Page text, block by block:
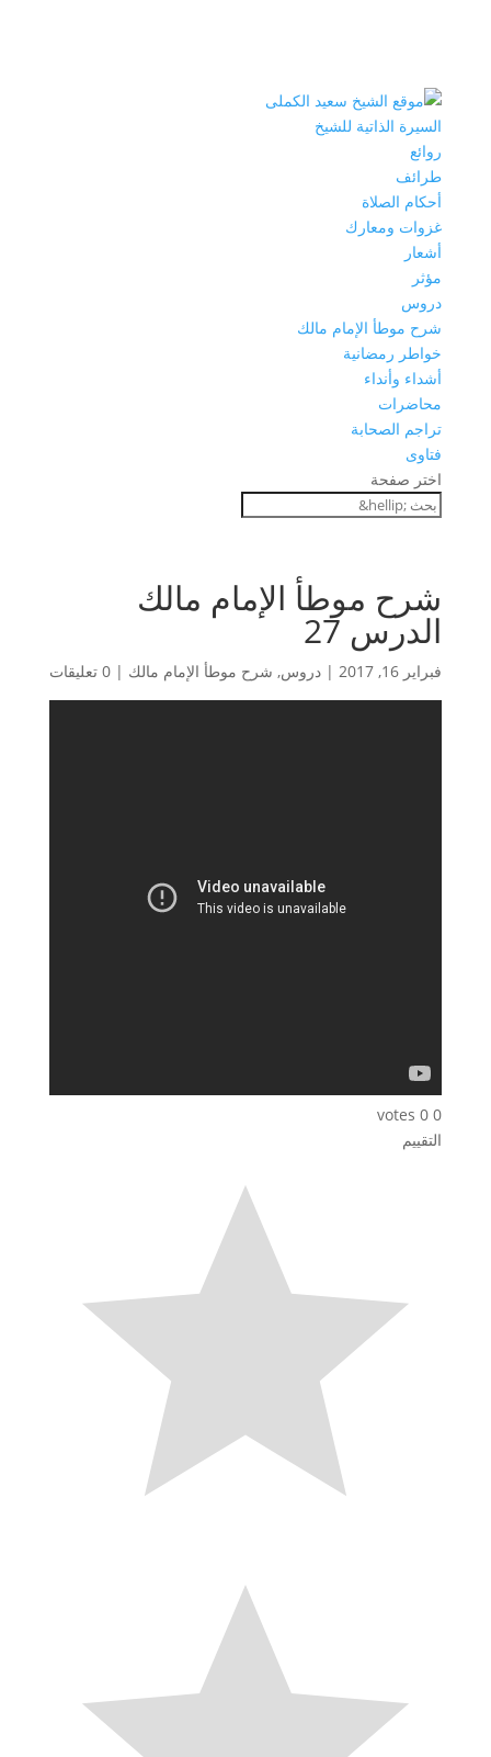
السيرة الذاتية للشيخ
روائع
طرائف
أحكام الصلاة
غزوات ومعارك
أشعار
مؤثر
دروس
شرح موطأ الإمام مالك
خواطر رمضانية
أشداء وأنداء
محاضرات
تراجم الصحابة
فتاوى
اختر صفحة
شرح موطأ الإمام مالك
الدرس 27
فبراير 16, 2017 | دروس, شرح موطأ الإمام مالك | 0 تعليقات
0
0
votes
التقييم